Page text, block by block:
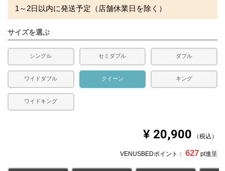
1～2日以内に発送予定（店舗休業日を除く）
サイズを選ぶ
シングル セミダブル ダブル
ワイドダブル クイーン キング
ワイドキング
¥ 20,900 税込
VENUSBEDポイント： 627 pt進呈